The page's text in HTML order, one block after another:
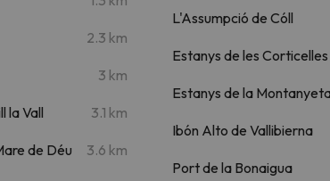
2.3 km
3 km
la Vall 3.1 km
de Déu
3.6 km
L'Assumpció de Cóll
Estanys de les Corticelles
Estanys de la
Ibón Alto de Vallibierna
Port de la Bonaigua